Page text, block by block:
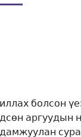
болсон
аргуудын